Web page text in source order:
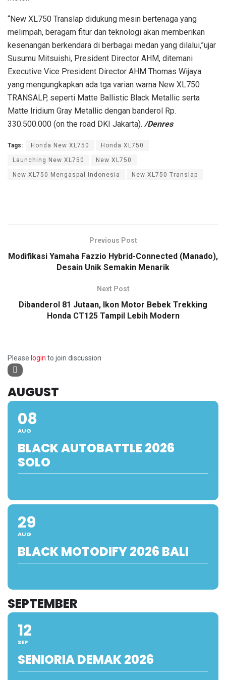
“New XL750 Translap didukung mesin bertenaga yang
melimpah, beragam fitur dan teknologi akan memberikan
kesenangan berkendara di berbagai medan yang dilalui,”ujar
Susumu Mitsuishi, President Director AHM, ditemani
Executive Vice President Director AHM Thomas Wijaya
yang mengungkapkan ada tga varian warna New XL750
TRANSALP, seperti Matte Ballistic Black Metallic serta
Matte Iridium Gray Metallic dengan banderol Rp.
330.500.000 (on the road DKI Jakarta). /Denres
Tags: Honda New XL750 Honda XL750
Launching New XL750 New XL750
New XL750 Mengaspal Indonesia New XL750 Translap
Previous Post
Modifikasi Yamaha Fazzio Hybrid-Connected (Manado),
Desain Unik Semakin Menarik
Next Post
Dibanderol 81 Jutaan, Ikon Motor Bebek Trekking
Honda CT125 Tampil Lebih Modern
Please login to join discussion
AUGUST
08
AUG
BLACK AUTOBATTLE 2026
SOLO
29
AUG
BLACK MOTODIFY 2026 BALI
SEPTEMBER
12
SEP
SENIORIA DEMAK 2026